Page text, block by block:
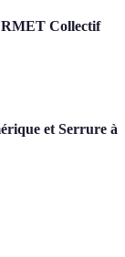
Collectif
et Serrure à